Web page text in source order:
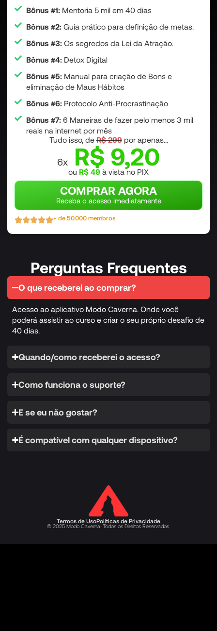
Bônus #1:Mentoria 5 mil em 40 dias
Bônus #2: Guia prático para definição de metas.
Bônus #3:Os segredos da Lei da Atração.
Bônus #4:Detox Digital
Bônus #5: Manual para criação de Bons e
eliminação de Maus Hábitos
Bônus #6:Protocolo Anti-Procrastinação
Bônus #7: 6 Maneiras de fazer pelo menos 3 mil
reais na internet por mês
Tudo isso, deR$ 299por apenas...
6x R$ 9,20
ou R$ 49 à vista no PIX
COMPRAR AGORA
Receba o acesso imediatamente
+ de 50.000 membros
Perguntas Frequentes
O que receberei ao comprar?
Acesso ao aplicativo Modo Caverna. Onde você
poderá assistir ao curso e criar o seu próprio desafio de
40 dias.
Quando/como receberei o acesso?
Como funciona o suporte?
E se eu não gostar?
É compatível com qualquer dispositivo?
Termos de UsoPolíticas de Privacidade
© 2025 Modo Caverna. Todos os Direitos Reservados.